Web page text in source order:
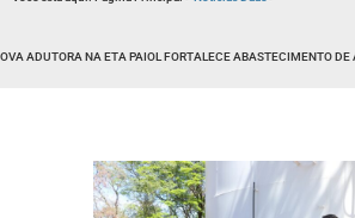
ADUTORA NA ETA PAIOL FORTALECE ABASTECIMENTO DE